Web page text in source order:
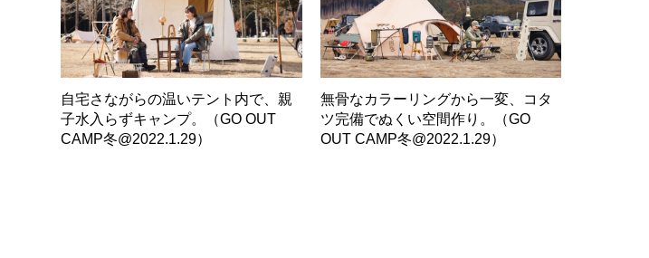
自宅さながらの温いテント内で、親
子水入らずキャンプ。（GO OUT
CAMP冬@2022.1.29）
無骨なカラーリングから一変、コタ
ツ完備でぬくい空間作り。（GO
OUT CAMP冬@2022.1.29）